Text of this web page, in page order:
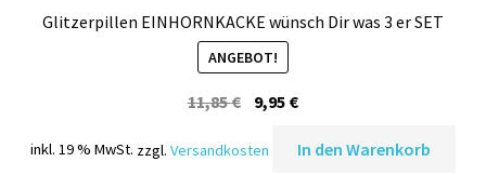
Glitzerpillen EINHORNKACKE wünsch Dir was 3 er SET
ANGEBOT!
11,85€ Ursprünglicher
war:
9,95 €Aktueller
ist:
inkl. 19 % MwSt. zzgl.Versandkosten In den Warenkorb